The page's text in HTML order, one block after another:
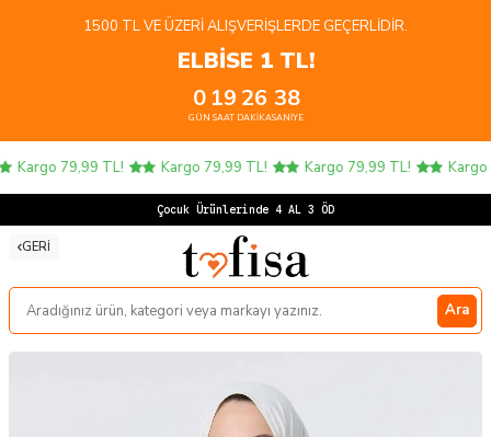
1500 TL VE ÜZERI ALIŞVERIŞLERDE GEÇERLIDIR.
ELBİSE 1 TL!
0
GÜN
19
SAAT
26
DAKIKA
38
SANIYE
Kargo 79,99 TL! Kargo 79,99 TL! Kargo 79,99 TL! Kargo
Çocuk Ürünlerinde 4 AL 3 ÖDE!
GERI
Ara